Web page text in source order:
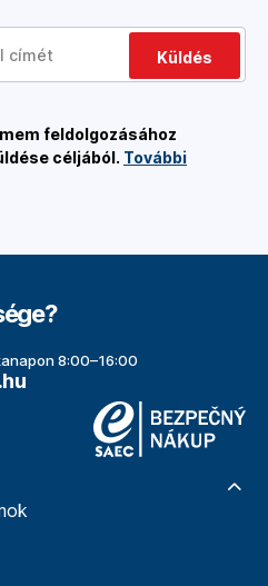
Küldés
feldolgozásához
céljából. További
8:00–16:00